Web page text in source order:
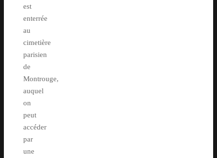
est
enterrée
au
cimetière
parisien
de
Montrouge,
auquel
on
peut
accéder
par
une